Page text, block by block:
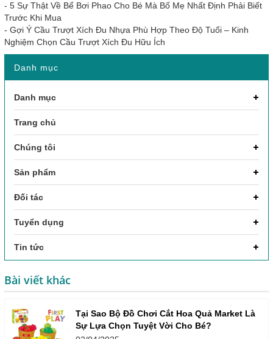
- 5 Sự Thật Về Bể Bơi Phao Cho Bé Mà Bố Mẹ Nhất Định Phải Biết
Trước Khi Mua
- Gợi Ý Cầu Trượt Xích Đu Nhựa Phù Hợp Theo Độ Tuổi – Kinh
Nghiệm Chọn Cầu Trượt Xích Đu Hữu Ích
Danh mục
Danh mục
Trang chủ
Chúng tôi
Sản phẩm
Đối tác
Tuyển dụng
Tin tức
Bài viết khác
Tại Sao Bộ Đồ Chơi Cắt Hoa Quả Market Là
Sự Lựa Chọn Tuyệt Vời Cho Bé?